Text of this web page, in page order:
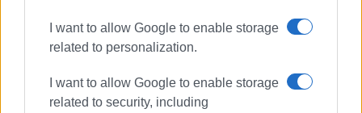
I want to allow Google to enable storage
related to personalization.
I want to allow Google to enable storage
related to security, including